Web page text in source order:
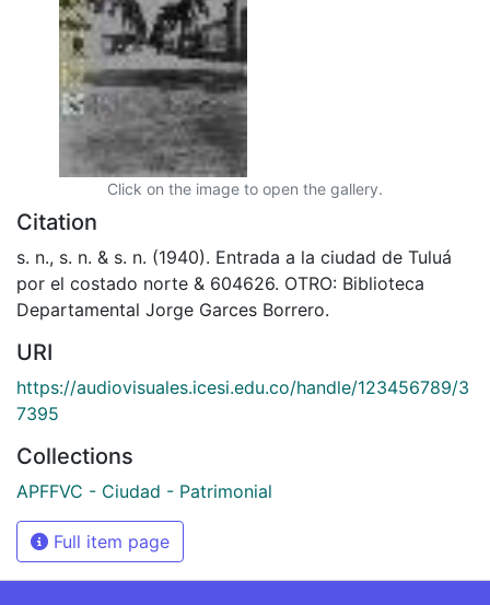
Click on the image to open the gallery.
Citation
s. n., s. n. & s. n. (1940). Entrada a la ciudad de Tuluá
por el costado norte & 604626. OTRO: Biblioteca
Departamental Jorge Garces Borrero.
URI
https://audiovisuales.icesi.edu.co/handle/123456789/3
7395
Collections
APFFVC - Ciudad - Patrimonial
Full item page